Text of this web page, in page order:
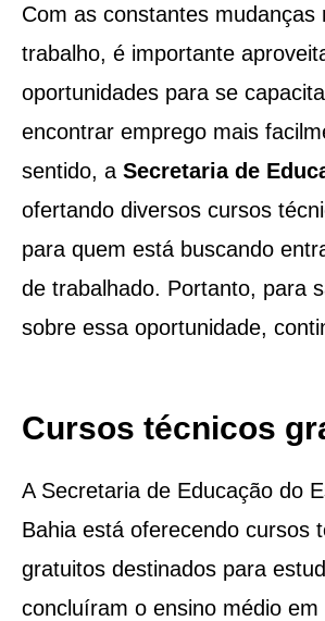
Com as constantes mudanças
trabalho, é importante
oportunidades para se
encontrar emprego mais
sentido, a Secretaria de
ofertando diversos cursos
para quem está buscando
de trabalhado. Portanto, para
sobre essa oportunidade,
Cursos técnicos
A Secretaria de Educação do
Bahia está oferecendo cursos
gratuitos destinados para
concluíram o ensino médio em